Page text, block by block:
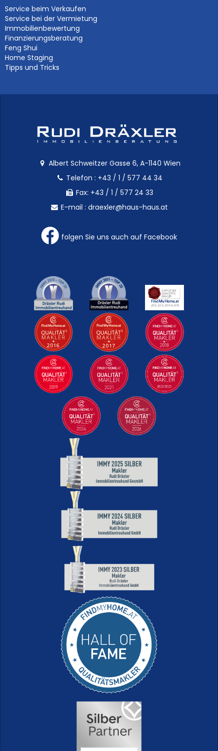
Service beim Verkaufen
Service bei der Vermietung
Immobilienbewertung
Finanzierungsberatung
Feng Shui
Home Staging
Tipps und Tricks
Albert Schweitzer Gasse 6, A-1140 Wien
Telefon : +43 / 1 / 577 44 34
Fax: +43 / 1 / 577 24 33
E-mail : draexler@haus-haus.at
folgen Sie uns auch auf Facebook